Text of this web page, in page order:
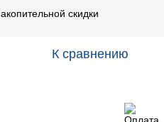
скидки
К сравнению